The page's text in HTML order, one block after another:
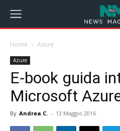
Home Azure
Azure
E-book guida
Microsoft
By Andrea C. - 13 Maggio 2016